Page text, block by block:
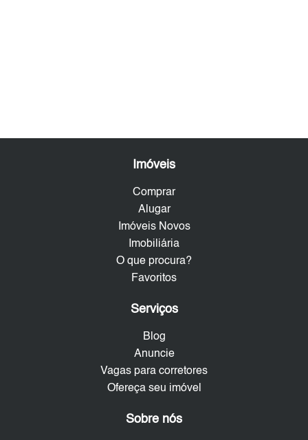
Imóveis
Comprar
Alugar
Imóveis Novos
Imobiliária
O que procura?
Favoritos
Serviços
Blog
Anuncie
Vagas para corretores
Ofereça seu imóvel
Sobre nós